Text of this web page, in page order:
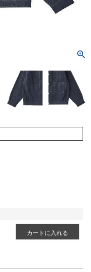
カートに入れる